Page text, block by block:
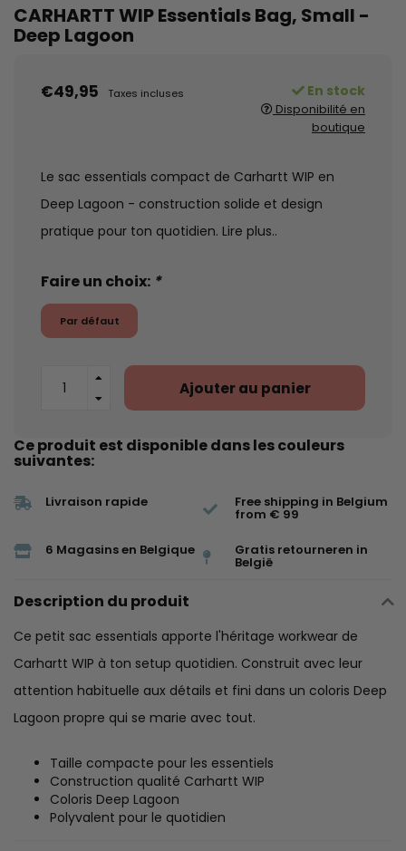
CARHARTT WIP Essentials Bag, Small -
Deep Lagoon
€49,95 Taxes incluses En stock
Disponibilité en
boutique
Le sac essentials compact de Carhartt WIP en
Deep Lagoon - construction solide et design
pratique pour ton quotidien. Lire plus..
Faire un choix: *
Par défaut
Ajouter au panier
Ce produit est disponible dans les couleurs
suivantes:
Livraison rapide Free shipping in Belgium
from € 99
6 Magasins en Belgique Gratis retourneren in
België
Description du produit
Ce petit sac essentials apporte l'héritage workwear de
Carhartt WIP à ton setup quotidien. Construit avec leur
attention habituelle aux détails et fini dans un coloris Deep
Lagoon propre qui se marie avec tout.
Taille compacte pour les essentiels
Construction qualité Carhartt WIP
Coloris Deep Lagoon
Polyvalent pour le quotidien